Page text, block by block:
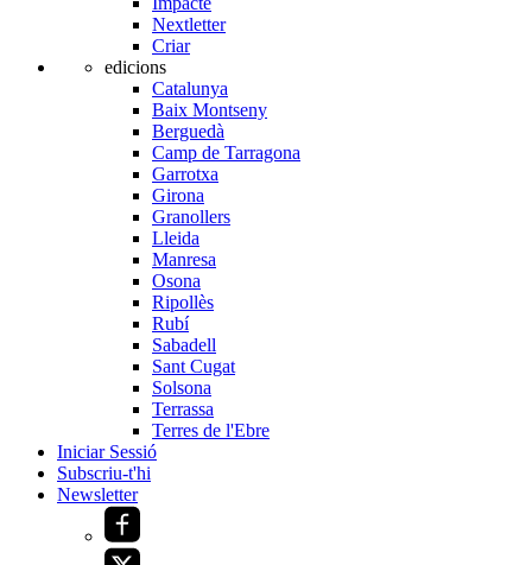
Nextletter
Criar
edicions
Catalunya
Baix Montseny
Berguedà
Camp de Tarragona
Garrotxa
Girona
Granollers
Lleida
Manresa
Osona
Ripollès
Rubí
Sabadell
Sant Cugat
Solsona
Terrassa
Terres de l'Ebre
Iniciar Sessió
Subscriu-t'hi
Newsletter